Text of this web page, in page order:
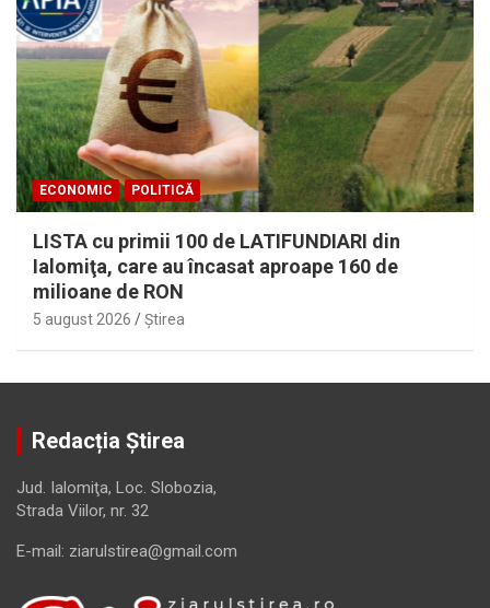
ECONOMIC POLITICĂ
LISTA cu primii 100 de LATIFUNDIARI din
Ialomiţa, care au încasat aproape 160 de
milioane de RON
5 august 2026 Ştirea
Redacția Știrea
Jud. Ialomiţa, Loc. Slobozia,
Strada Viilor, nr. 32
E-mail: ziarulstirea@gmail.com